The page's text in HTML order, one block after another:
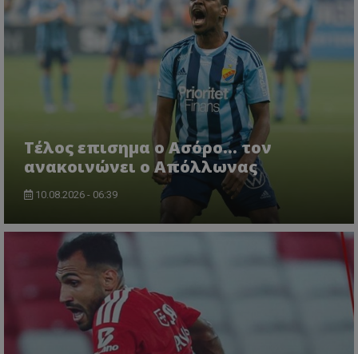
Tέλος επισημα ο Ασόρο... τον
ανακοινώνει ο Απόλλωνας
10.08.2026 - 06:39